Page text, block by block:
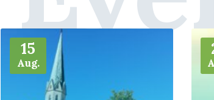
15
Aug.
Weiter Weiter